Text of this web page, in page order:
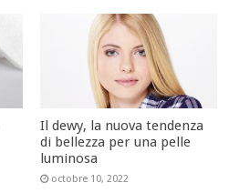
Il dewy, la nuova tendenza
di bellezza per una pelle
luminosa
octobre 10, 2022